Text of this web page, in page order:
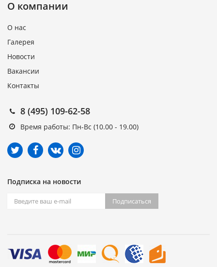
О компании
О нас
Галерея
Новости
Вакансии
Контакты
8 (495) 109-62-58
Время работы: Пн-Вс (10.00 - 19.00)
Подписка на новости
Подписаться